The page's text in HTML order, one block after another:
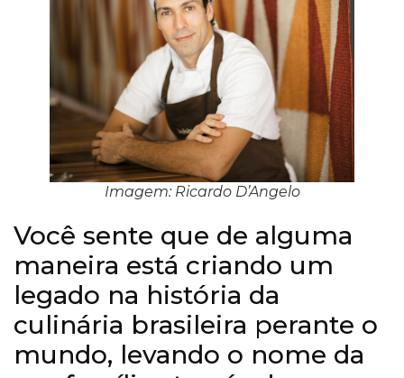
Imagem: Ricardo D’Angelo
Você sente que de alguma
maneira está criando um
legado na história da
culinária brasileira perante o
mundo, levando o nome da